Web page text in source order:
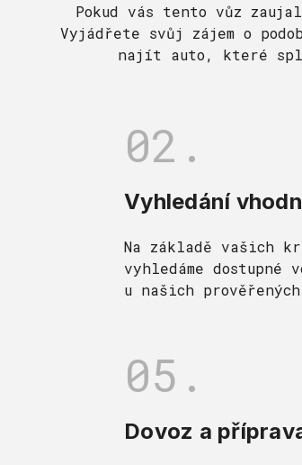
Pokud vás tento vůz
Vyjádřete svůj zájem o
najít auto, které
02.
Vyhledání
Na základě vašich
vyhledáme dostupné
u našich
05.
Dovoz a